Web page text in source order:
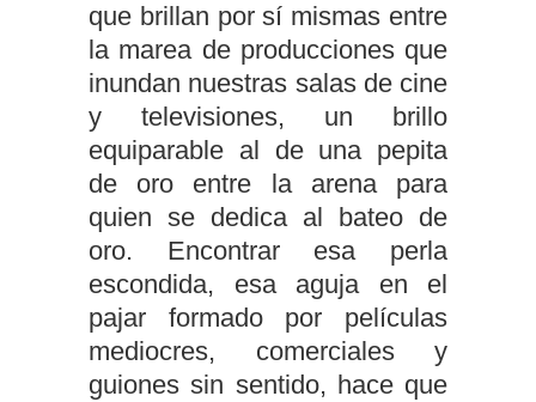
que brillan por sí mismas entre
la marea de producciones que
inundan nuestras salas de cine
y televisiones, un brillo
equiparable al de una pepita
de oro entre la arena para
quien se dedica al bateo de
oro. Encontrar esa perla
escondida, esa aguja en el
pajar formado por películas
mediocres, comerciales y
guiones sin sentido, hace que